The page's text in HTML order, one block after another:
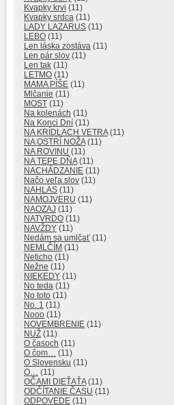
Kvapky krvi (11)
Kvapky srdca (11)
LADY LAZARUS (11)
LEBO (11)
Len láska zostáva (11)
Len pár slov (11)
Len tak (11)
LETMO (11)
MAMA PÍŠE (11)
Mlčanie (11)
MOST (11)
Na kolenách (11)
Na Konci Dní (11)
NA KRÍDLACH VETRA(11)
NA OSTRÍ NOŽA(11)
NA ROVINU (11)
NA TEPE DŇA(11)
NACHÁDZANIE (11)
Načo veľa slov (11)
NAHLAS (11)
NAMOJVERU (11)
NAOZAJ (11)
NATVRDO (11)
NAVŽDY (11)
Nedám sa umlčať (11)
NEMLČÍM (11)
Neticho (11)
Nežne (11)
NIEKEDY (11)
No teda (11)
No toto (11)
No. 1 (11)
Nooo (11)
NOVEMBRENIE (11)
NUŽ (11)
O časoch (11)
O čom… (11)
O Slovensku (11)
O… (11)
OČAMI DIEŤAŤA(11)
ODČÍTANIE ČASU (11)
ODPOVEDE (11)